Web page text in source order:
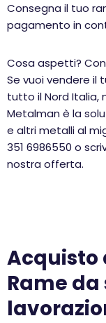
Consegna il tuo
pagamento in
Cosa aspetti?
Se vuoi vendere il
tutto il Nord
Metalman è la
e altri metalli al
351 6986550 o
nostra offerta.
Acquisto
Rame